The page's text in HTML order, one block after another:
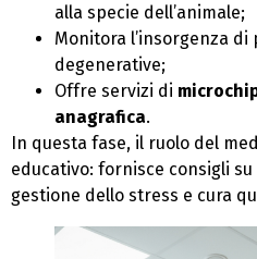
alla specie dell’animale;
Monitora l’insorgenza
degenerative;
Offre servizi di
anagrafica.
In questa fase, il ruolo del
educativo: fornisce consigli
gestione dello stress e cura